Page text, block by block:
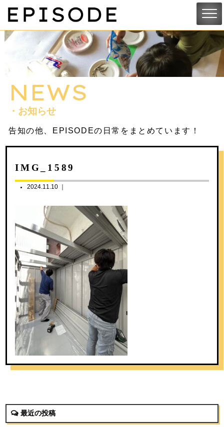
NEWS
・お知らせ
告知の他、EPISODEの日常をまとめています！
IMG_1589
2024.11.10 ｜
最近の投稿